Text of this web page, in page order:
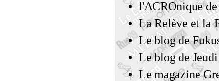
l'ACROnique
La Relève et la
Le blog de
Le blog de
Le magazine